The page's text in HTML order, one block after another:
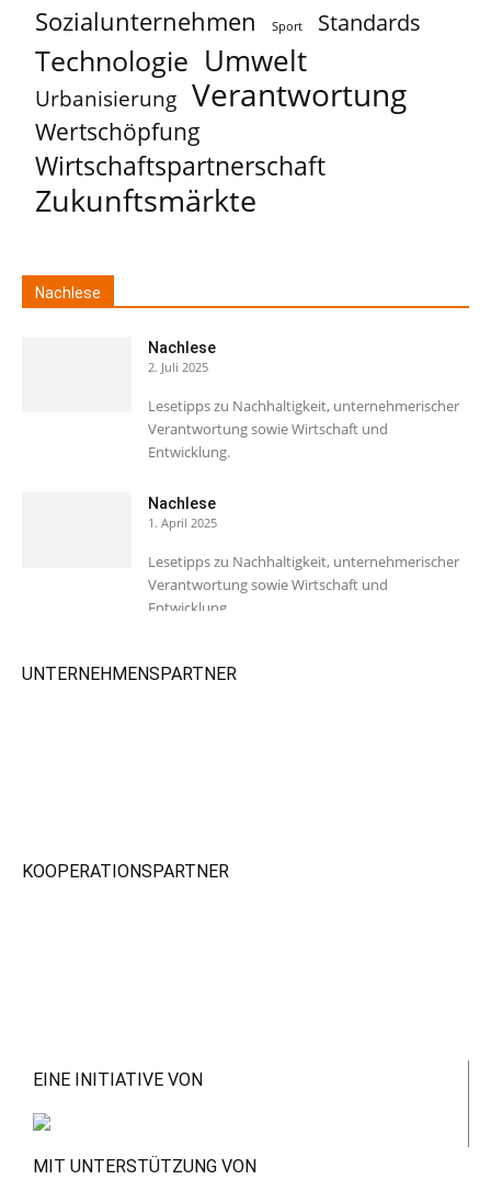
Sozialunternehmen Sport Standards
Technologie Umwelt
Urbanisierung Verantwortung
Wertschöpfung
Wirtschaftspartnerschaft
Zukunftsmärkte
Nachlese
Nachlese
2. Juli 2025
Lesetipps zu Nachhaltigkeit, unternehmerischer
Verantwortung sowie Wirtschaft und
Entwicklung.
Nachlese
1. April 2025
Lesetipps zu Nachhaltigkeit, unternehmerischer
Verantwortung sowie Wirtschaft und
Entwicklung.
UNTERNEHMENSPARTNER
KOOPERATIONSPARTNER
EINE INITIATIVE VON
MIT UNTERSTÜTZUNG VON